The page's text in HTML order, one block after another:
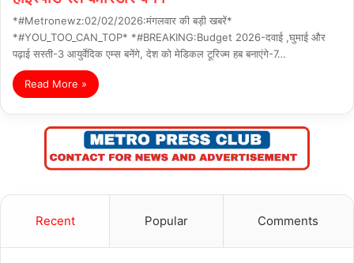
*#Metronewz:02/02/2026:मंगलवार की बड़ी खबरें*
*#YOU_TOO_CAN_TOP* *#BREAKING:Budget 2026-दवाई ,घुमाई और
पढ़ाई सस्ती-3 आयुर्वेदिक एम्स बनेंगे, देश को मेडिकल टूरिज्म हब बनाएंगे-7…
Read More »
Recent Popular Comments